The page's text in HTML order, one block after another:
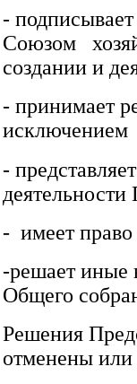
-
Союзом
создании и
- принимает
-
- имеет
-решает иные
Общего
Решения
отменены